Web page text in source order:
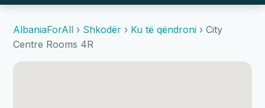
AlbaniaForAll › Shkodër › Ku të qëndroni › City
Centre Rooms 4R